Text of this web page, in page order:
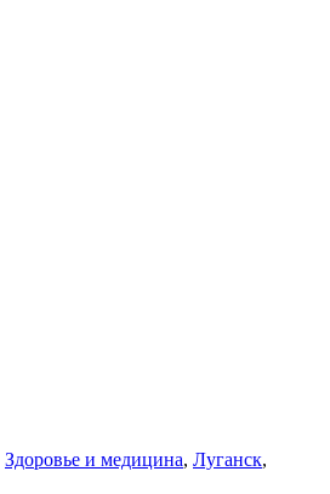
Здоровье и медицина, Луганск,